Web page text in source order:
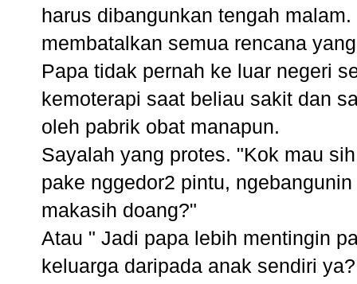
harus dibangunkan tengah
membatalkan semua rencana
Papa tidak pernah ke luar negeri
kemoterapi saat beliau sakit dan
oleh pabrik obat manapun.
Sayalah yang protes. "Kok mau
pake nggedor2 pintu,
makasih doang?"
Atau " Jadi papa lebih mentingin
keluarga daripada anak sendiri